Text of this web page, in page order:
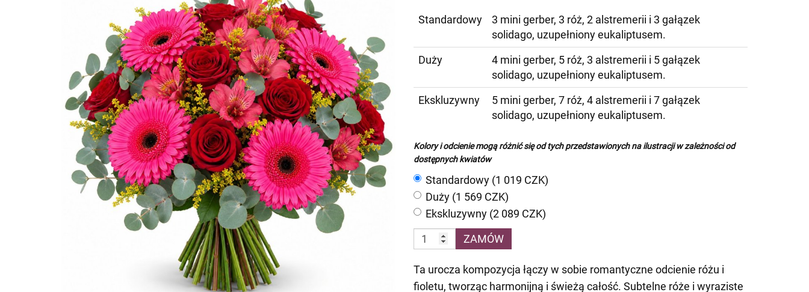
Standardowy
3 mini gerber, 3 róż, 2 alstremerii i 3 gałązek
solidago, uzupełniony eukaliptusem.
Duży
4 mini gerber, 5 róż, 3 alstremerii i 5 gałązek
solidago, uzupełniony eukaliptusem.
Ekskluzywny
5 mini gerber, 7 róż, 4 alstremerii i 7 gałązek
solidago, uzupełniony eukaliptusem.
Kolory i odcienie mogą różnić się od tych przedstawionych na ilustracji w zależności od
dostępnych kwiatów
Standardowy (1 019 CZK)
Duży (1 569 CZK)
Ekskluzywny (2 089 CZK)
ZAMÓW
Ta urocza kompozycja łączy w sobie romantyczne odcienie różu i
fioletu, tworząc harmonijną i świeżą całość. Subtelne róże i wyraziste